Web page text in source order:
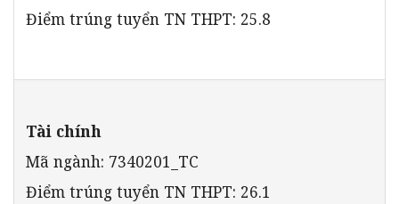
Điểm trúng tuyển TN THPT: 25.8
Tài chính
Mã ngành: 7340201_TC
Điểm trúng tuyển TN THPT: 26.1